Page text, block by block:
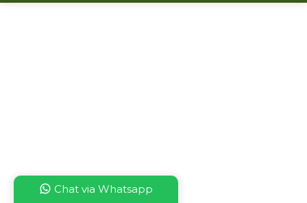
Chat via Whatsapp